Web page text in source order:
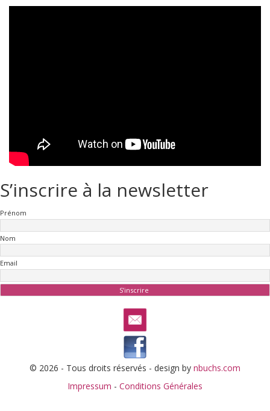
S’inscrire à la newsletter
Prénom
Nom
Email
© 2026 - Tous droits réservés - design by nbuchs.com
Impressum - Conditions Générales